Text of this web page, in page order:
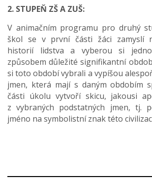
2. STUPEŇ ZŠ A ZUŠ:
V animačním programu pro druhý
škol se v první části žáci zamyslí
historií lidstva a vyberou si
způsobem důležité signifikantní
si toto období vybrali a vypíšou
jmen, která mají s daným obdobím
části úkolu vytvoří skicu, jakousi
z vybraných podstatných jmen, tj.
jméno na symbolistní znak této